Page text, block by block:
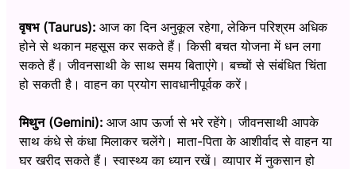
वृषभ (Taurus): आज का दिन अनुकूल रहेगा, लेकिन परिश्रम अधिक
होने से थकान महसूस कर सकते हैं। किसी बचत योजना में धन लगा
सकते हैं। जीवनसाथी के साथ समय बिताएंगे। बच्चों से संबंधित चिंता
हो सकती है। वाहन का प्रयोग सावधानीपूर्वक करें।
मिथुन (Gemini): आज आप ऊर्जा से भरे रहेंगे। जीवनसाथी आपके
साथ कंधे से कंधा मिलाकर चलेंगे। माता-पिता के आशीर्वाद से वाहन या
घर खरीद सकते हैं। स्वास्थ्य का ध्यान रखें। व्यापार में नुकसान हो